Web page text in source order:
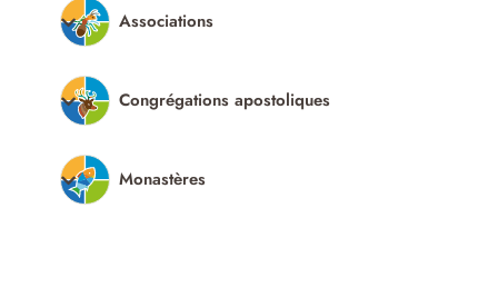
Associations
Congrégations apostoliques
Monastères